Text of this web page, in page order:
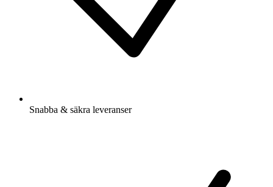
Snabba & säkra leveranser